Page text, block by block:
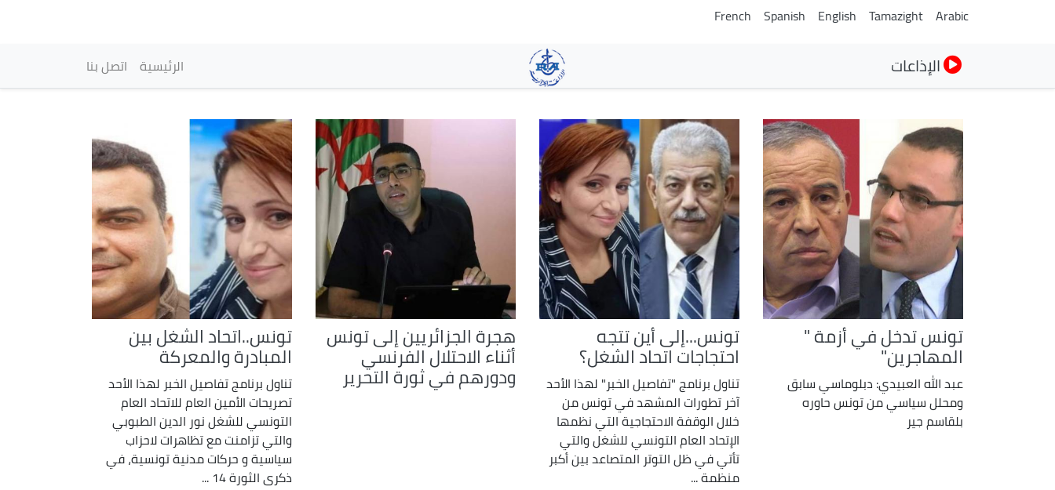
Arabic
Tamazight
English
Spanish
French
الإذاعات principale
الرئيسية اتصل بنا
تونس تدخل في أزمة "
المهاجرين"
عبد الله العبيدي: دبلوماسي سابق
ومحلل سياسي من تونس حاوره
بلقاسم جير
تونس...إلى أين تتجه
احتجاجات اتحاد الشغل؟
تناول برنامج "تفاصيل الخبر" لهذا الأحد
آخر تطورات المشهد في تونس من
خلال الوقفة الاحتجاجية التي نظمها
الإتحاد العام التونسي للشغل والتي
تأتي في ظل التوتر المتصاعد بين أكبر
منظمة ...
هجرة الجزائريين إلى تونس
أثناء الاحتلال الفرنسي
ودورهم في ثورة التحرير
تونس..اتحاد الشغل بين
المبادرة والمعركة
تناول برنامج تفاصيل الخبر لهذا الأحد
تصريحات الأمين العام للاتحاد العام
التونسي للشغل نور الدين الطبوبي
والتي تزامنت مع تظاهرات لاحزاب
سياسية و حركات مدنية تونسية، في
ذكرى الثورة 14 ...